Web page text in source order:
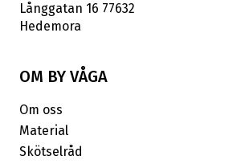
Långgatan 16 77632
Hedemora
OM BY VÅGA
Om oss
Material
Skötselråd